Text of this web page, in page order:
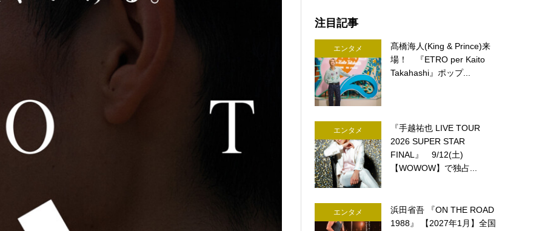
注目記事
エンタメ
髙橋海人(King & Prince)来
場！ 『ETRO per Kaito
Takahashi』ポップ...
エンタメ
『手越祐也 LIVE TOUR
2026 SUPER STAR
FINAL』 9/12(土)
【WOWOW】で独占...
エンタメ
浜田省吾 『ON THE ROAD
1988』 【2027年1月】全国